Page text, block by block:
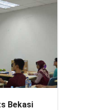
Bekasi